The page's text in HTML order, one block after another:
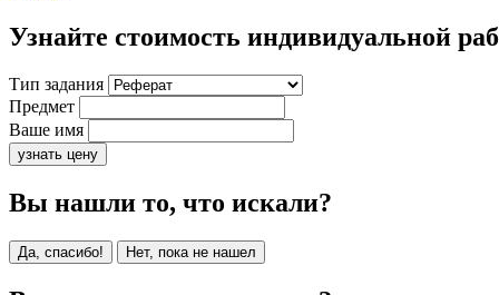
Узнайте стоимость индивидуальной
Тип задания
Предмет
Ваше имя
узнать цену
Вы нашли то, что искали?
Да, спасибо! Нет, пока не нашел